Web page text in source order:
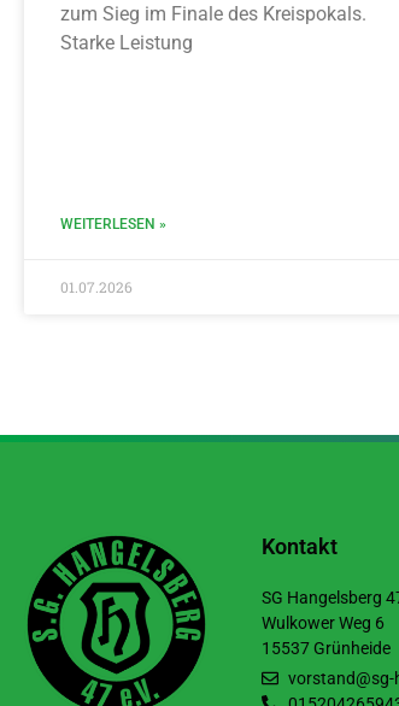
zum Sieg im Finale des Kreispokals.
Starke Leistung
WEITERLESEN »
01.07.2026
Kontakt
SG Hangelsberg
Wulkower Weg 6
15537 Grünheide